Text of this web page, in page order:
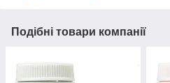
Подібні товари компанії